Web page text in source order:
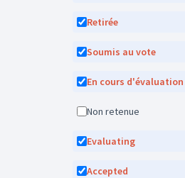
Retirée
Soumis au vote
En cours d'évaluation
Non retenue
Evaluating
Accepted